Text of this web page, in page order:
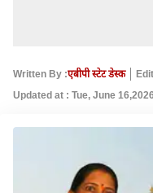
Written By :एबीपी स्टेट डेस्क
Updated at : Tue, June